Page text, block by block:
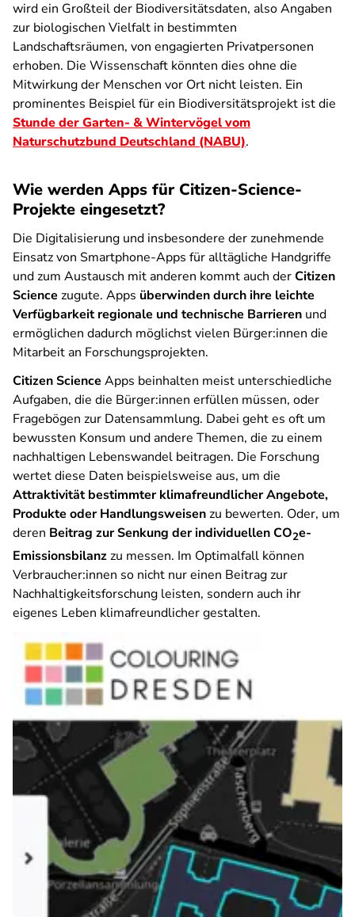
wird ein Großteil der Biodiversitätsdaten, also Angaben
zur biologischen Vielfalt in bestimmten
Landschaftsräumen, von engagierten Privatpersonen
erhoben. Die Wissenschaft könnten dies ohne die
Mitwirkung der Menschen vor Ort nicht leisten. Ein
prominentes Beispiel für ein Biodiversitätsprojekt ist die
Stunde der Garten- & Wintervögel vom
Naturschutzbund Deutschland (NABU).
Wie werden Apps für Citizen-Science-
Projekte eingesetzt?
Die Digitalisierung und insbesondere der zunehmende
Einsatz von Smartphone-Apps für alltägliche Handgriffe
und zum Austausch mit anderen kommt auch derCitizen
Science zugute. Apps überwinden durch ihre leichte
Verfügbarkeit regionale und technische Barrieren und
ermöglichen dadurch möglichst vielen Bürger:innen die
Mitarbeit an Forschungsprojekten.
Citizen Science Apps beinhalten meist unterschiedliche
Aufgaben, die die Bürger:innen erfüllen müssen, oder
Fragebögen zur Datensammlung. Dabei geht es oft um
bewussten Konsum und andere Themen, die zu einem
nachhaltigen Lebenswandel beitragen. Die Forschung
wertet diese Daten beispielsweise aus, um die
Attraktivität bestimmter klimafreundlicher Angebote,
Produkte oder Handlungsweisenzu bewerten. Oder, um
deren Beitrag zur Senkung der individuellen CO2e-
Emissionsbilanzzu messen. Im Optimalfall können
Verbraucher:innen so nicht nur einen Beitrag zur
Nachhaltigkeitsforschung leisten, sondern auch ihr
eigenes Leben klimafreundlicher gestalten.